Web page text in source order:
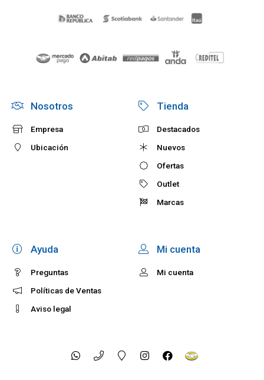
Nosotros
Empresa
Ubicación
Tienda
Destacados
Nuevos
Ofertas
Outlet
Marcas
Ayuda
Preguntas
Políticas de Ventas
Aviso legal
Mi cuenta
Mi cuenta